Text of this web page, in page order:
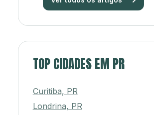
TOP CIDADES EM PR
Curitiba, PR
Londrina, PR